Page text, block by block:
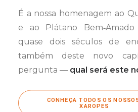
É a nossa homenagem ao
e ao Plátano
quase dois séculos de
também deste novo
pergunta — qual será este
CONHEÇA TODOS OS
XAROPES